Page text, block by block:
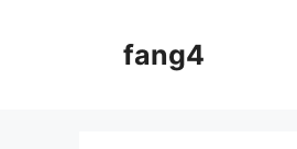
fang4